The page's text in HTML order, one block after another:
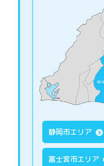
静岡市エリア
富士宮市エリア